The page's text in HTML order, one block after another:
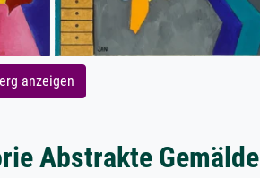
anzeigen
Abstrakte Gemälde